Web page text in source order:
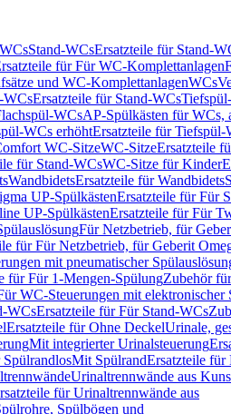
Stand-WCsErsatzteile für Stand-
für Für WC-Komplettanlagen
und WC-KomplettanlagenWCs
WCsErsatzteile für Stand-WCs
WCsAP-Spülkästen für WCs,
WCs erhöhtErsatzteile für Tiefspül-
WC-SitzeWC-SitzeErsatzteile
für Stand-WCsWC-Sitze für Kinder
WandbidetsErsatzteile für Wandbidets
UP-SpülkästenErsatzteile für Für
UP-SpülkästenErsatzteile für Für
Für Netzbetrieb, für
für Für Netzbetrieb, für Geberit
mit pneumatischer
für Für 1-Mengen-SpülungZubehör
WC-Steuerungen mit elektronischer
WCsErsatzteile für Für Stand-WCs
Ersatzteile für Ohne DeckelUrinale,
Mit integrierter Urinalsteuerung
Mit SpülrandErsatzteile für
Urinaltrennwände aus
für Urinaltrennwände aus
Spülbögen und